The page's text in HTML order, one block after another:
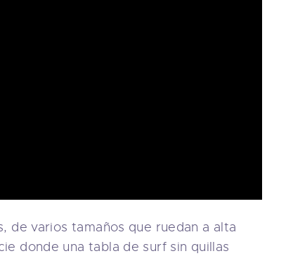
de varios tamaños que ruedan a alta
donde una tabla de surf sin quillas